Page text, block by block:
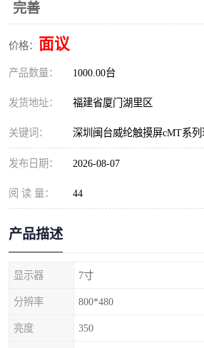
完善
价格： 面议
产品数量： 1000.00台
发货地址： 福建省厦门湖里区
关键词： 深圳闽台威纶触摸屏cMT系列
发布日期： 2026-08-07
阅 读 量： 44
产品描述
显示器 7寸
分辨率 800*480
亮度 350